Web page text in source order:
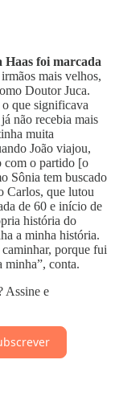
foi marcada
mais velhos,
Doutor Juca.
que significava
não recebia mais
muita
João viajou,
com o partido [o
Sônia tem buscado
Carlos, que lutou
de 60 e início de
história do
a minha história.
porque fui
minha”, conta.
Assine e